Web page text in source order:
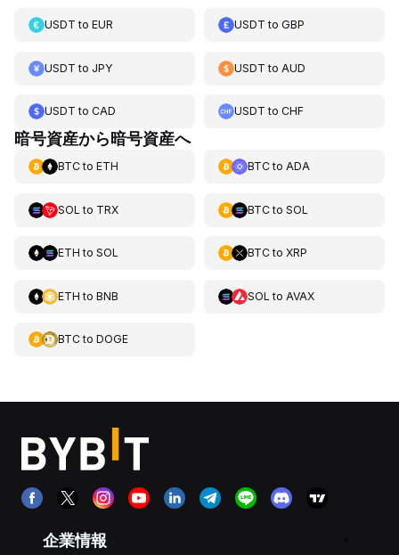
USDT to EUR USDT toGBP
USDT to JPY USDT to AUD
USDT to CAD USDT toCHF
暗号資産から暗号資産へ
BTCto ETH BTCto ADA
SOL to TRX BTCto SOL
ETH to SOL BTCto XRP
ETH to BNB SOL to AVAX
BTCto DOGE
企業情報